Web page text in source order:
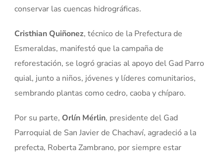
conservar las cuencas hidrográficas.
Cristhian Quiñonez, técnico de la Prefectura de
Esmeraldas, manifestó que la campaña de
reforestación, se logró gracias al apoyo del Gad Parro
quial, junto a niños, jóvenes y líderes comunitarios,
sembrando plantas como cedro, caoba y chíparo.
Por su parte, Orlín Mérlin, presidente del Gad
Parroquial de San Javier de Chachaví, agradeció a la
prefecta, Roberta Zambrano, por siempre estar